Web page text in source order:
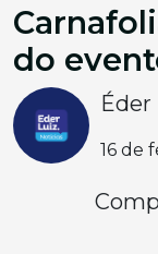
do
Éder
16 de